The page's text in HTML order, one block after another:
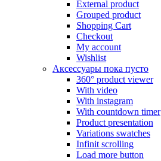
External product
Grouped product
Shopping Cart
Checkout
My account
Wishlist
Аксессуары пока пусто
360° product viewer
With video
With instagram
With countdown timer
Product presentation
Variations swatches
Infinit scrolling
Load more button